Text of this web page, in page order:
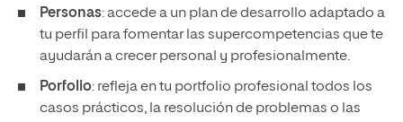
Personas: accede a un plan de desarrollo adaptado a
tu perfil para fomentar las supercompetencias que te
ayudarán a crecer personal y profesionalmente.
Porfolio: refleja en tu portfolio profesional todos los
casos prácticos, la resolución de problemas o las